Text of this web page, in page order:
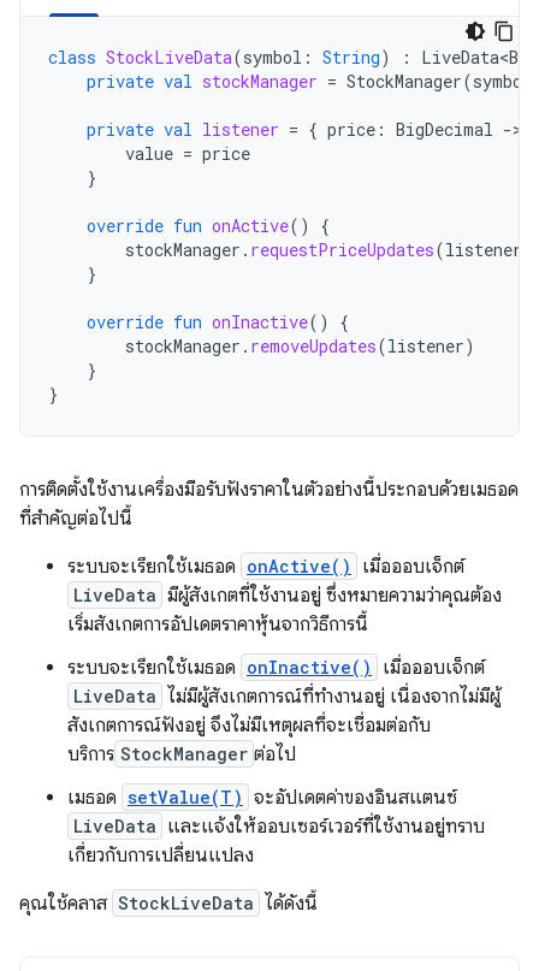
class StockLiveData(symbol : String) :
private val stockManager = StockManager(symbol
private val listener = { price : BigDecimal -
value = price
}
override fun onActive()
{
stockManager . requestPriceUpdates(listener
}
override fun onInactive()
{
stockManager . removeUpdates(listener)
}
}
การติดตั้งใช้งานเครื่องมือรับฟังราคาในตัวอย่างนี้ประกอบด้วยเมธอด
ที่สําคัญต่อไปนี้
ระบบจะเรียกใช้เมธอด onActive() เมื่อออบเจ็กต์
LiveData มีผู้สังเกตที่ใช้งานอยู่ ซึ่งหมายความว่าคุณต้อง
เริ่มสังเกตการอัปเดตราคาหุ้นจากวิธีการนี้
ระบบจะเรียกใช้เมธอด onInactive() เมื่อออบเจ็กต์
LiveData ไม่มีผู้สังเกตการณ์ที่ทำงานอยู่ เนื่องจากไม่มีผู้
สังเกตการณ์ฟังอยู่ จึงไม่มีเหตุผลที่จะเชื่อมต่อกับ
บริการ StockManager ต่อไป
เมธอด setValue(T) จะอัปเดตค่าของอินสแตนซ์
LiveData และแจ้งให้ออบเซอร์เวอร์ที่ใช้งานอยู่ทราบ
เกี่ยวกับการเปลี่ยนแปลง
คุณใช้คลาส StockLiveData ได้ดังนี้